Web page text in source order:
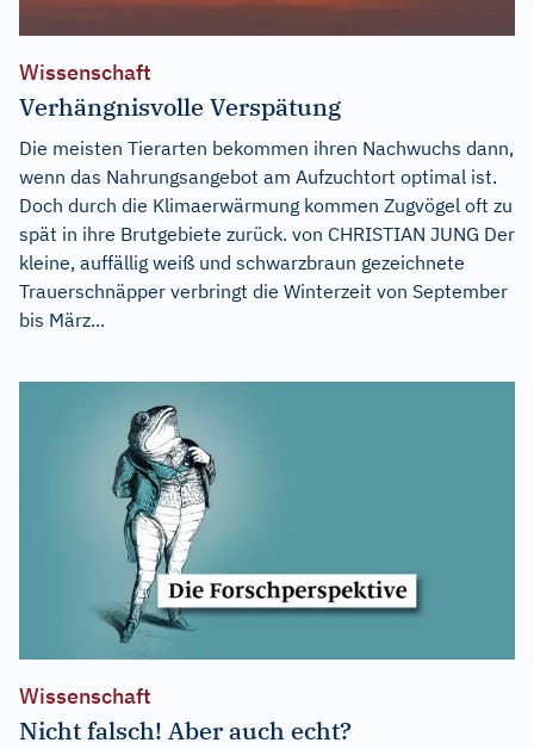
Wissenschaft
Verhängnisvolle Verspätung
Die meisten Tierarten bekommen ihren Nachwuchs dann,
wenn das Nahrungsangebot am Aufzuchtort optimal ist.
Doch durch die Klimaerwärmung kommen Zugvögel oft zu
spät in ihre Brutgebiete zurück. von CHRISTIAN JUNG Der
kleine, auffällig weiß und schwarzbraun gezeichnete
Trauerschnäpper verbringt die Winterzeit von September
bis März...
Wissenschaft
Nicht falsch! Aber auch echt?